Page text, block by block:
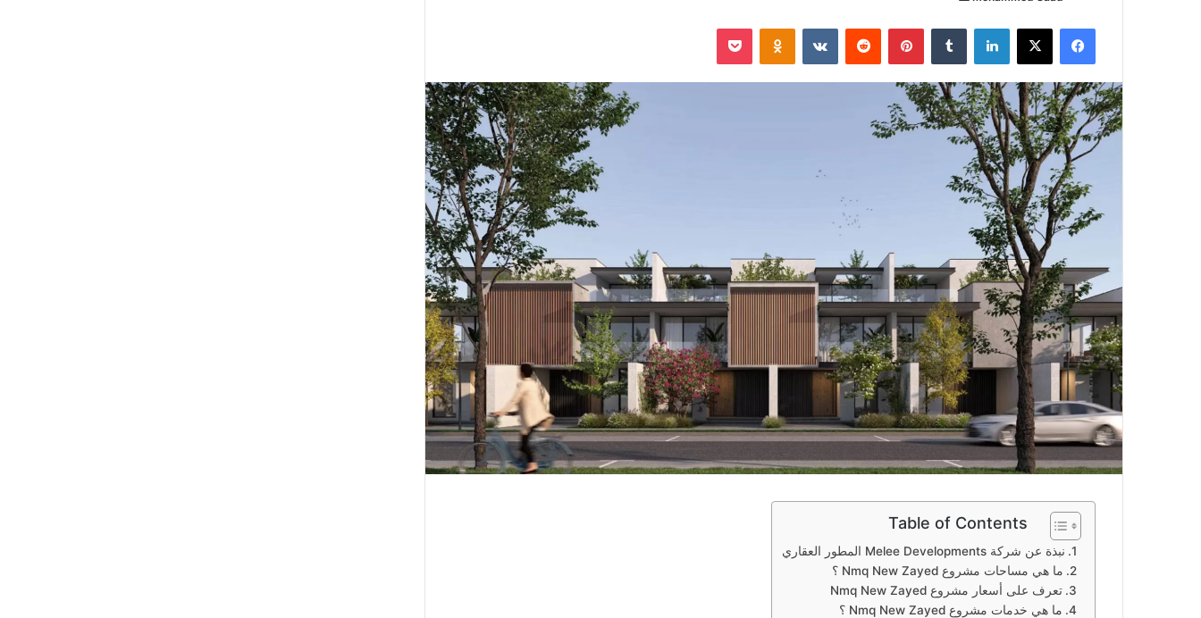
س
ل
ب
ر
ي
د
إ
ر
و
ن
ي
ا
فيسبوك لينكدإن بينتيريست
Table of Contents
نبذة عن شركة Melee Developments المطور العقاري
ما هي مساحات مشروع Nmq New Zayed ؟
تعرف على أسعار مشروع Nmq New Zayed
ما هي خدمات مشروع Nmq New Zayed ؟